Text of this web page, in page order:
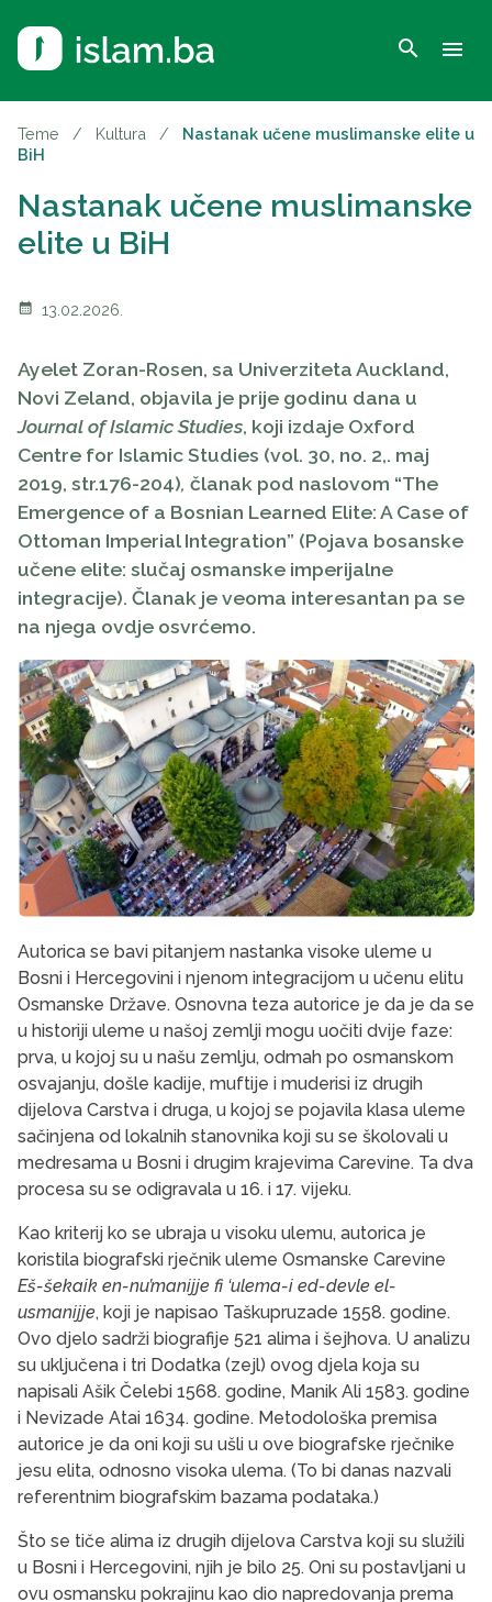
search menu
Teme / Kultura /
Nastanak učene muslimanske elite u
BiH
Nastanak učene muslimanske
elite u BiH
calendar_month 13.02.2026.
Ayelet Zoran-Rosen, sa Univerziteta Auckland,
Novi Zeland, objavila je prije godinu dana u
Journal of Islamic Studies, koji izdaje Oxford
Centre for Islamic Studies (vol. 30, no. 2,. maj
2019, str.176-204), članak pod naslovom “The
Emergence of a Bosnian Learned Elite: A Case of
Ottoman Imperial Integration” (Pojava bosanske
učene elite: slučaj osmanske imperijalne
integracije). Članak je veoma interesantan pa se
na njega ovdje osvrćemo.
Autorica se bavi pitanjem nastanka visoke uleme u
Bosni i Hercegovini i njenom integracijom u učenu elitu
Osmanske Države. Osnovna teza autorice je da je da se
u historiji uleme u našoj zemlji mogu uočiti dvije faze:
prva, u kojoj su u našu zemlju, odmah po osmanskom
osvajanju, došle kadije, muftije i muderisi iz drugih
dijelova Carstva i druga, u kojoj se pojavila klasa uleme
sačinjena od lokalnih stanovnika koji su se školovali u
medresama u Bosni i drugim krajevima Carevine. Ta dva
procesa su se odigravala u 16. i 17. vijeku.
Kao kriterij ko se ubraja u visoku ulemu, autorica je
koristila biografski rječnik uleme Osmanske Carevine
Eš-šekaik en-nu’manijje fi ‘ulema-i ed-devle el-
usmanijje, koji je napisao Taškupruzade 1558. godine.
Ovo djelo sadrži biografije 521 alima i šejhova. U analizu
su uključena i tri Dodatka (zejl) ovog djela koja su
napisali Ašik Čelebi 1568. godine, Manik Ali 1583. godine
i Nevizade Atai 1634. godine. Metodološka premisa
autorice je da oni koji su ušli u ove biografske rječnike
jesu elita, odnosno visoka ulema. (To bi danas nazvali
referentnim biografskim bazama podataka.)
Što se tiče alima iz drugih dijelova Carstva koji su služili
u Bosni i Hercegovini, njih je bilo 25. Oni su postavljani u
ovu osmansku pokrajinu kao dio napredovanja prema